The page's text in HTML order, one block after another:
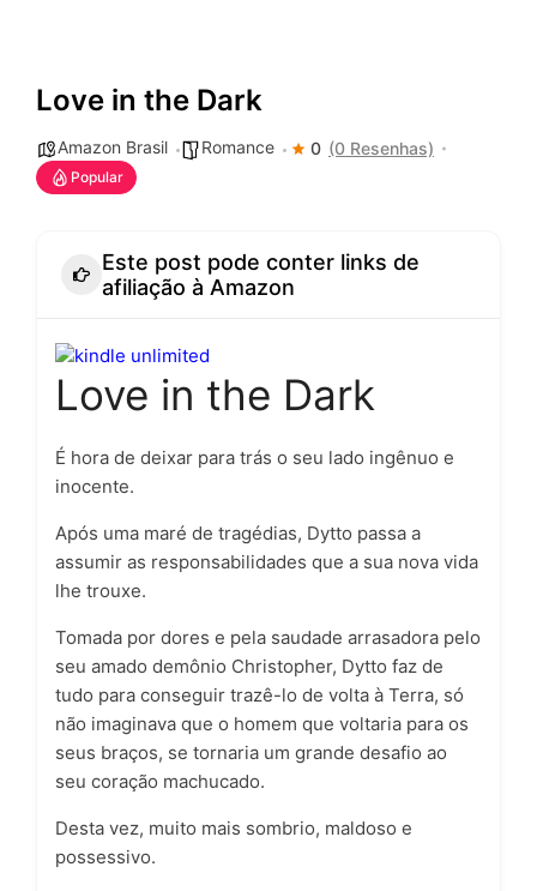
Love in the Dark
Amazon Brasil Romance 0 (0 Resenhas)
Popular
Este post pode conter links de
afiliação à Amazon
Love in the Dark
É hora de deixar para trás o seu lado ingênuo e
inocente.
Após uma maré de tragédias, Dytto passa a
assumir as responsabilidades que a sua nova vida
lhe trouxe.
Tomada por dores e pela saudade arrasadora pelo
seu amado demônio Christopher, Dytto faz de
tudo para conseguir trazê-lo de volta à Terra, só
não imaginava que o homem que voltaria para os
seus braços, se tornaria um grande desafio ao
seu coração machucado.
Desta vez, muito mais sombrio, maldoso e
possessivo.